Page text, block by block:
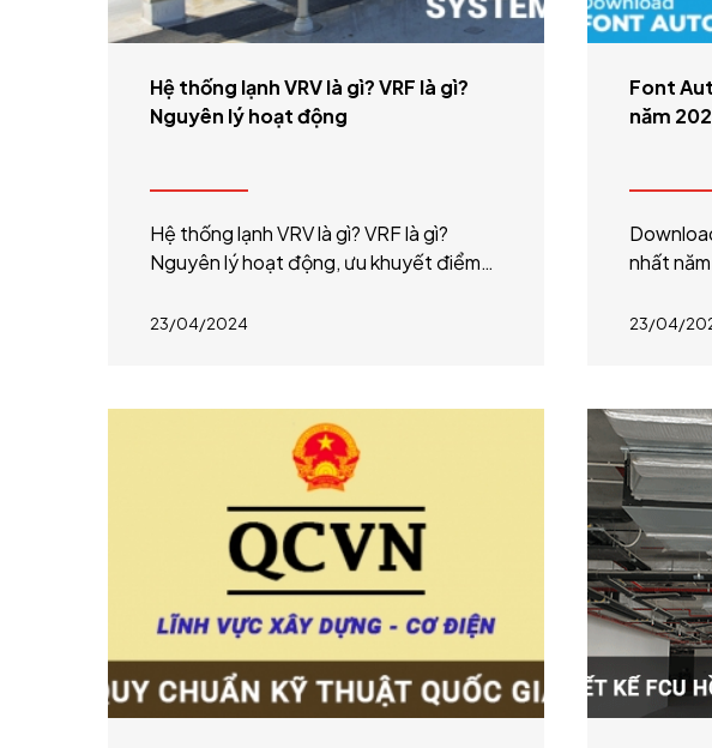
Hệ thống lạnh VRV là gì? VRF là gì?
Nguyên lý hoạt động
Hệ thống lạnh VRV là gì? VRF là gì?
Nguyên lý hoạt động, ưu khuyết điểm
điều hòa VRF/ VRV với các hệ thống
23/04/2024
Font
năm
nhất
cài font
23/04/